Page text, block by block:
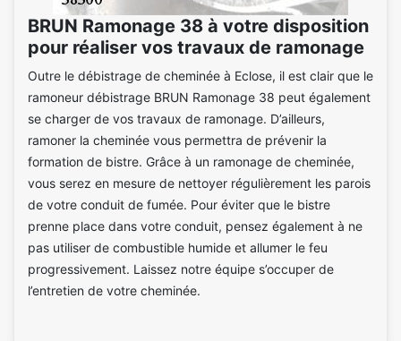
BRUN Ramonage 38 à votre disposition
pour réaliser vos travaux de ramonage
Outre le débistrage de cheminée à Eclose, il est clair que le
ramoneur débistrage BRUN Ramonage 38 peut également
se charger de vos travaux de ramonage. D’ailleurs,
ramoner la cheminée vous permettra de prévenir la
formation de bistre. Grâce à un ramonage de cheminée,
vous serez en mesure de nettoyer régulièrement les parois
de votre conduit de fumée. Pour éviter que le bistre
prenne place dans votre conduit, pensez également à ne
pas utiliser de combustible humide et allumer le feu
progressivement. Laissez notre équipe s’occuper de
l’entretien de votre cheminée.